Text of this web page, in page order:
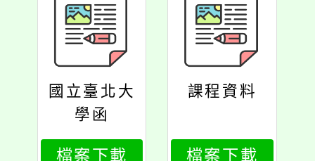
國立臺北大
學函
檔案下載
課程資料
檔案下載